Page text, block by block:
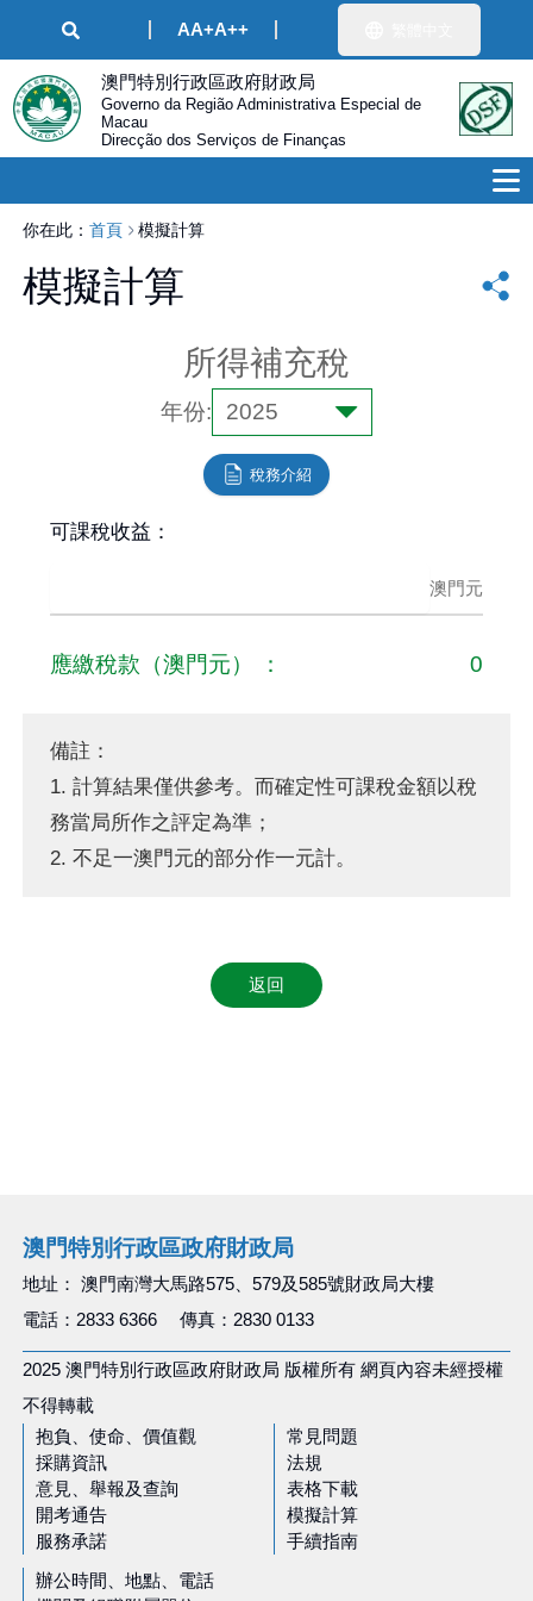
AA+A++
澳門特別行政區政府財政局
Governo da Região Administrativa Especial de
Macau
Direcção dos Serviços de Finanças
你在此： 首頁 模擬計算
模擬計算
所得補充稅
年份: 2025
稅務介紹
可課稅收益 ：
澳門元
應繳稅款 （澳門元） ： 0
備註：
1. 計算結果僅供參考。而確定性可課稅金額以稅
務當局所作之評定為準；
2. 不足一澳門元的部分作一元計。
返回
澳門特別行政區政府財政局
地址： 澳門南灣大馬路575、579及585號財政局大樓
電話：2833 6366 傳真：2830 0133
2025 澳門特別行政區政府財政局 版權所有 網頁內容未經授權
不得轉載
抱負、使命、價值觀
採購資訊
意見、舉報及查詢
開考通告
服務承諾
常見問題
法規
表格下載
模擬計算
手續指南
辦公時間、地點、電話